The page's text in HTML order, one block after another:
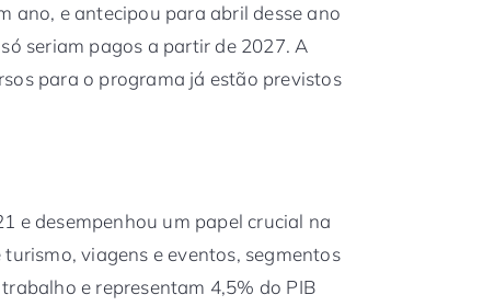
ano, e antecipou para abril desse ano
seriam pagos a partir de 2027. A
para o programa já estão previstos
e desempenhou um papel crucial na
viagens e eventos, segmentos
e representam 4,5% do PIB